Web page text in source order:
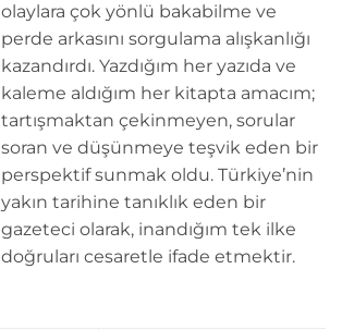
olaylara çok yönlü bakabilme ve
perde arkasını sorgulama alışkanlığı
kazandırdı. Yazdığım her yazıda ve
kaleme aldığım her kitapta amacım;
tartışmaktan çekinmeyen, sorular
soran ve düşünmeye teşvik eden bir
perspektif sunmak oldu. Türkiye’nin
yakın tarihine tanıklık eden bir
gazeteci olarak, inandığım tek ilke
doğruları cesaretle ifade etmektir.